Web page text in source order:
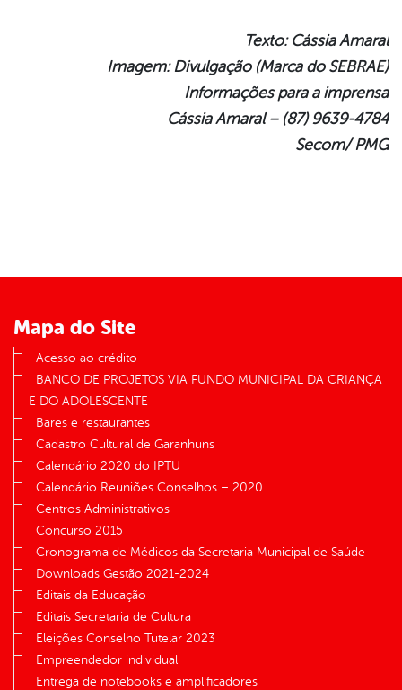
Texto: Cássia Amaral
Imagem: Divulgação (Marca do SEBRAE)
Informações para a imprensa
Cássia Amaral – (87) 9639-4784
Secom/ PMG
Mapa do Site
Acesso ao crédito
BANCO DE PROJETOS VIA FUNDO MUNICIPAL DA CRIANÇA
E DO ADOLESCENTE
Bares e restaurantes
Cadastro Cultural de Garanhuns
Calendário 2020 do IPTU
Calendário Reuniões Conselhos – 2020
Centros Administrativos
Concurso 2015
Cronograma de Médicos da Secretaria Municipal de Saúde
Downloads Gestão 2021-2024
Editais da Educação
Editais Secretaria de Cultura
Eleições Conselho Tutelar 2023
Empreendedor individual
Entrega de notebooks e amplificadores